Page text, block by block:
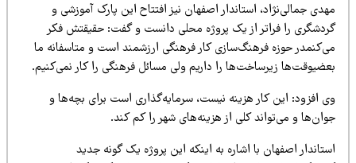
اصفهان نیزافتتاح اینپارکآموزشی و
کپروژه محل یدانست و گفت: حقیقتشفکر
یکار فرهنگیارزشمند است و متاسفانه ما
را داریمولیمسائل فرهنگیرا کار نمی‌کنیم.
نهن یست،سرمایه‌گذاریاست برا یبچه‌ها و
یاز هزینه‌هایشهر را کم کند.
به اینکهاینپروژهیک گونه جد ید